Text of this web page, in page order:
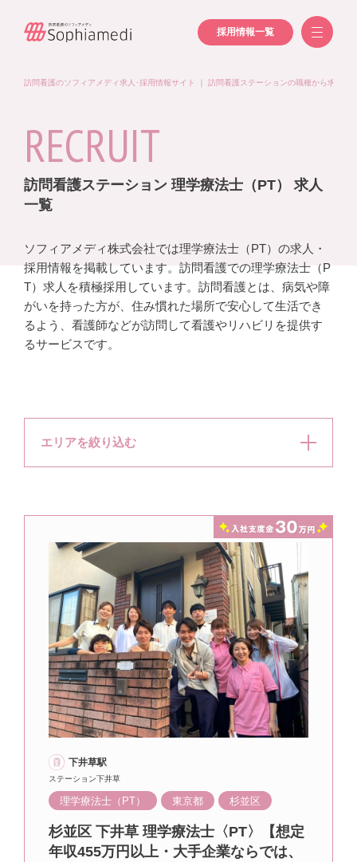
採用情報一覧
訪問看護のソフィアメディ求人･採用情報サイト 訪問看護ステーションの職種から求人を
RECRUIT
訪問看護ステーション 理学療法士（PT） 求人
一覧
ソフィアメディ株式会社では理学療法士（PT）の求人・
採用情報を掲載しています。訪問看護での理学療法士（P
T）求人を積極採用しています。訪問看護とは、病気や障
がいを持った方が、住み慣れた場所で安心して生活でき
るよう、看護師などが訪問して看護やリハビリを提供す
るサービスです。
エリアを絞り込む
下井草駅
ステーション下井草
理学療法士（PT） 東京都 杉並区
杉並区 下井草 理学療法士〈PT〉【想定
年収455万円以上・大手企業ならでは、